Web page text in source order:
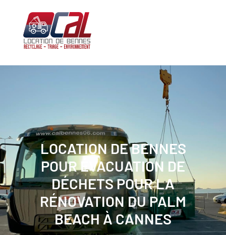
contenu
LOCATION DE BENNES
POUR ÉVACUATION DE
DÉCHETS POUR LA
RÉNOVATION DU PALM
BEACH À CANNES